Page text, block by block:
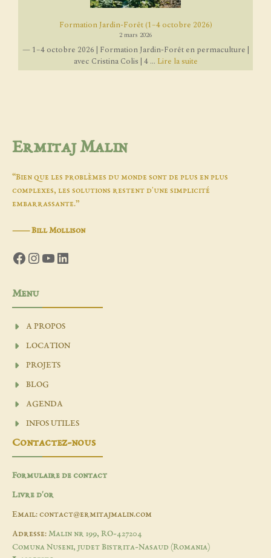
Formation Jardin-Forêt (1–4 octobre 2026)
2 mars 2026
— 1–4 octobre 2026 | Formation Jardin-Forêt en permaculture |
avec Cristina Colis | 4 ... Lire la suite
Ermitaj Malin
“Bien que les problèmes du monde sont de plus en plus
complexes, les solutions restent d'une simplicité
embarrassante.”
―Bill Mollison
Facebook
Instagram
YouTube
LinkedIn
Menu
A PROPOS
LOCATION
PROJETS
BLOG
AGENDA
INFOS UTILES
Contactez-nous
Formulaire de contact
Livre d'or
Email: contact@ermitajmalin.com
Adresse: Malin nr 199, RO-427204
Comuna Nuseni, judet Bistrita-Nasaud (Romania)